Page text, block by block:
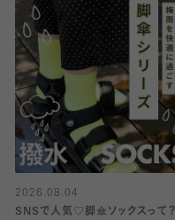
2026.08.04
SNSで人気♡脚傘ソックスって？